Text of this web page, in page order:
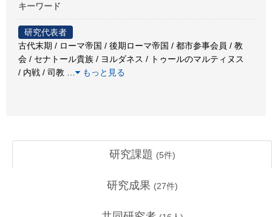
キーワード
研究代表者
古代末期 / ローマ帝国 / 後期ローマ帝国 / 都市参事会員 / 教
会 / セナトール貴族 / ヨルダネス / トゥールのマルティヌス
/ 内戦 / 司教
もっと見る
研究課題 (5件)
研究成果 (27件)